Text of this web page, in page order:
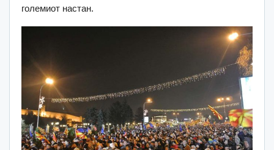
големиот настан.